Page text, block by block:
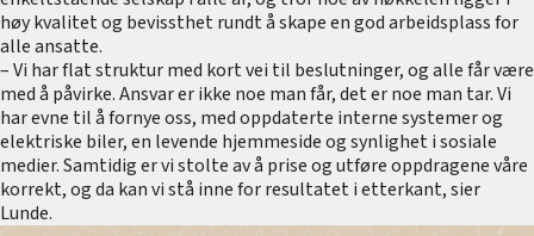
høy kvalitet og bevissthet rundt å skape en god arbeidsplass for
alle ansatte.
– Vi har flat struktur med kort vei til beslutninger, og alle får være
med å påvirke. Ansvar er ikke noe man får, det er noe man tar. Vi
har evne til å fornye oss, med oppdaterte interne systemer og
elektriske biler, en levende hjemmeside og synlighet i sosiale
medier. Samtidig er vi stolte av å prise og utføre oppdragene våre
korrekt, og da kan vi stå inne for resultatet i etterkant, sier
Lunde.